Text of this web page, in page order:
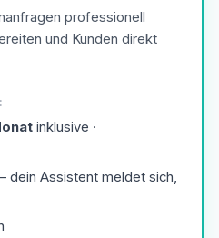
professionell
und Kunden direkt
inklusive ·
dein Assistent meldet sich,